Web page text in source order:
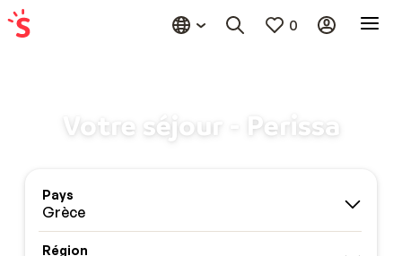
0
Votre séjour - Perissa
Pays
Grèce
Région